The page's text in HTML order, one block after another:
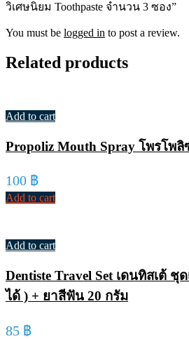
วิเศษนิยม Toothpaste จำนวน 3 ซอง”
You must be logged in to post a review.
Related products
Add to cart
Propoliz Mouth Spray โพรโพลิ
100 ฿
Add to cart
Add to cart
Dentiste Travel Set เดนทิสเต้
ได้ ) + ยาสีฟัน 20 กรัม
85 ฿